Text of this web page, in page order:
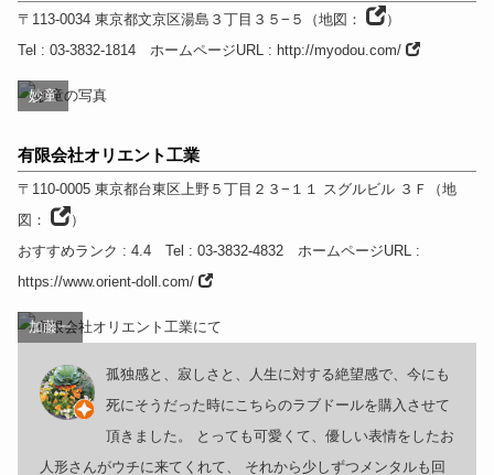
〒113-0034 東京都文京区湯島３丁目３５−５ （地図：
）
Tel : 03-3832-1814 ホームページURL: http://myodou.com/
妙童
有限会社オリエント工業
〒110-0005 東京都台東区上野５丁目２３−１１ スグルビル ３Ｆ （地
図：
）
おすすめランク : 4.4 Tel : 03-3832-4832 ホームページURL:
https://www.orient-doll.com/
加藤一
孤独感と、寂しさと、人生に対する絶望感で、今にも
死にそうだった時にこちらのラブドールを購入させて
頂きました。 とっても可愛くて、優しい表情をしたお
人形さんがウチに来てくれて、 それから少しずつメンタルも回